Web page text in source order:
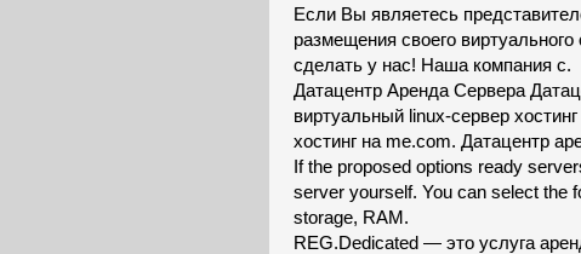
Если Вы являетесь
размещения своего
сделать у нас! Наша компания с.
Датацентр Аренда Сервера
виртуальный linux-сервер
хостинг на me.com. Датацентр
If the proposed options ready
server yourself. You can select the
storage, RAM.
REG.Dedicated — это услуга